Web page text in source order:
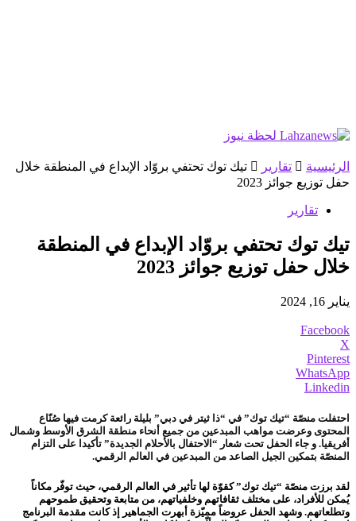
الرئيسية تقارير
تيك توك تحتفي بروّاد الإبداع في المنطقة خلال
حفل توزيع جوائز 2023
تقارير
تيك توك تحتفي بروّاد الإبداع في المنطقة
خلال حفل توزيع جوائز 2023
يناير 16, 2024
Facebook
X
Pinterest
WhatsApp
Linkedin
احتفلت منصّة “تيك توك” في “ذا ثيتر في دبي” بليلة رائعة كرمت فيها صُنّاع
المحتوى وعرضت مواهب المبدعين من جميع أنحاء منطقة الشرق الأوسط وشمال
أفريقيا. و جاء الحفل تحت شعار “الاحتفال بالأحلام الجديدة” تأكيدا على التزام
المنصّة بتمكين الجيل الصاعد من المبدعين في العالم الرقمي.
لقد برزت منصّة “تيك توك” كقوّة لها تأثير في العالم الرقمي، حيث توفّر مكاناً
يُمكن للأفراد، على مختلف ثقافاتهم وخلفياتهم، من متابعة وتحقيق طموحهم
وتطلعاتهم. وشهد الحفل عروضاً مميّزة أبهرت الجماهير إذ كانت مقدمة البرنامج